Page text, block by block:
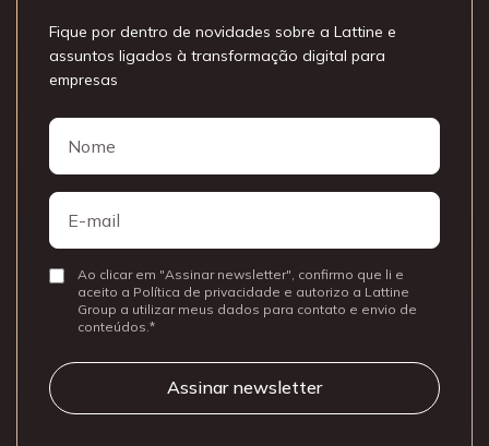
Fique por dentro de novidades sobre a Lattine e
assuntos ligados à transformação digital para
empresas
Nome
E-
mail
ConsentirAo clicar em "Assinar newsletter", confirmo que li e
aceito a Política de privacidade e autorizo a Lattine
Group a utilizar meus dados para contato e envio de
conteúdos.